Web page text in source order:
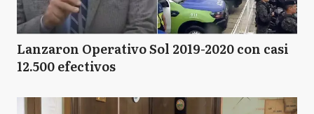
Lanzaron Operativo Sol 2019-2020 con casi
12.500 efectivos